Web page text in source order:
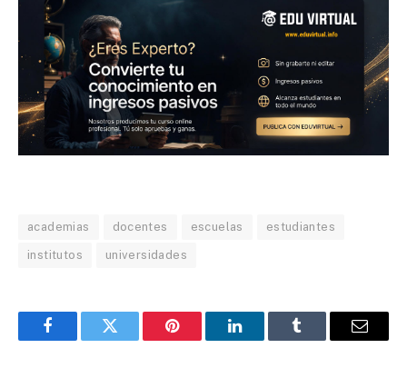
academias docentes escuelas estudiantes
institutos universidades
FacebookTwitter Pinterest LinkedInTumblr Email